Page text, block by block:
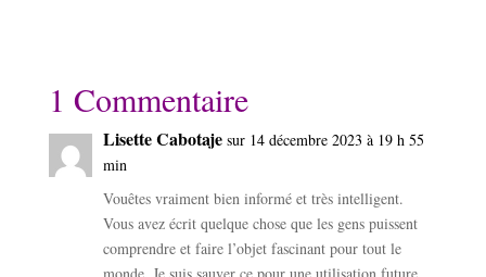
1 Commentaire
Lisette Cabotaje sur 14 décembre 2023 à 19 h 55
min
Vouêtes vraiment bien informé et très intelligent.
Vous avez écrit quelque chose que les gens puissent
comprendre et faire l’objet fascinant pour tout le
monde. Je suis sauver ce pour une utilisation future.